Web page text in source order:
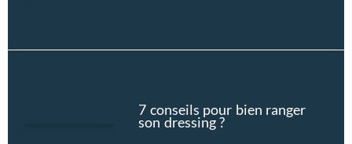
7 conseils pour bien ranger
son dressing ?